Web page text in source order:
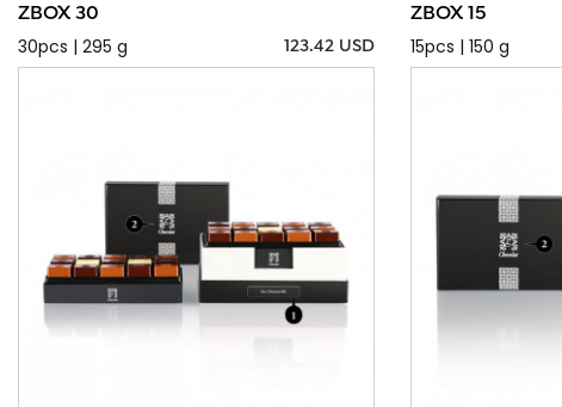
ZBOX 30
30pcs | 295 g
123.42 USD
ZBOX 15
15pcs | 150 g